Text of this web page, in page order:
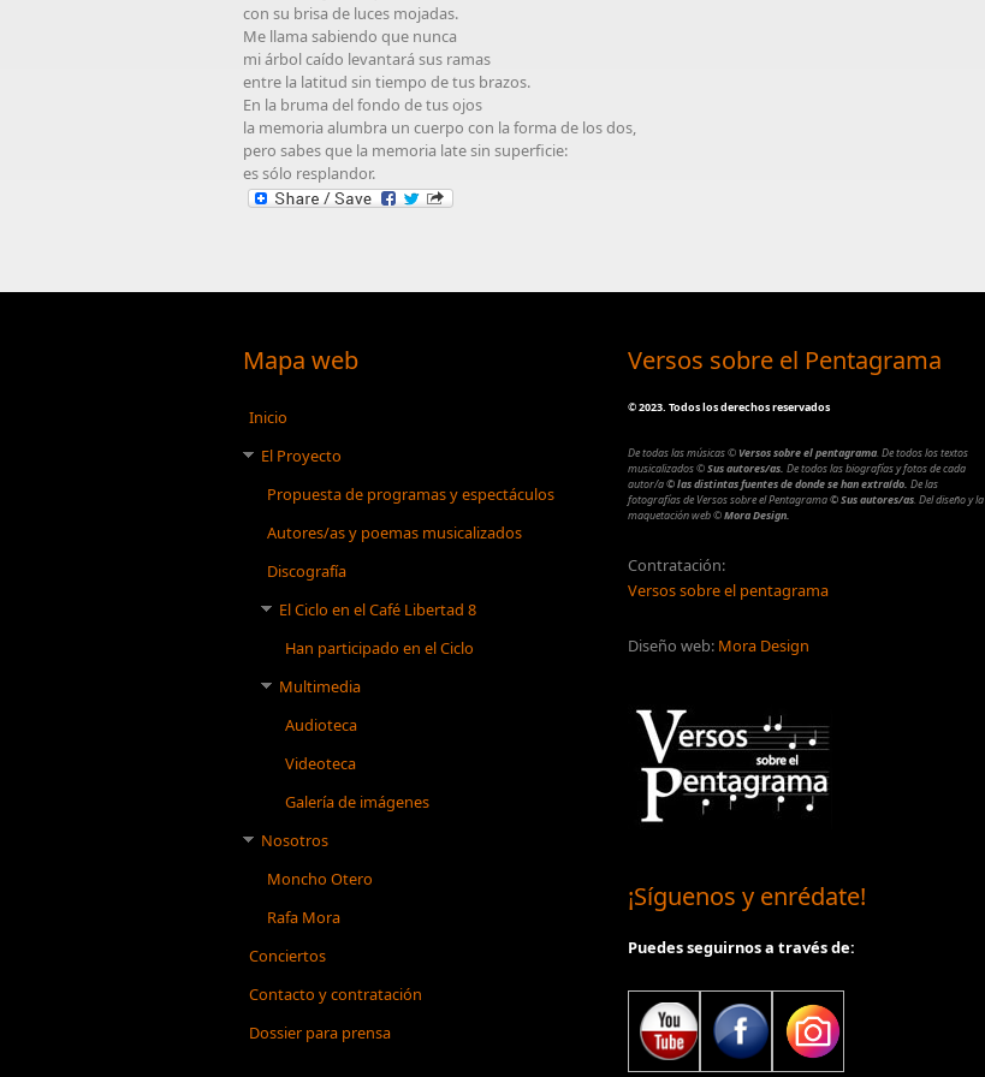
con su brisa de luces mojadas.
Me llama sabiendo que nunca
mi árbol caído levantará sus ramas
entre la latitud sin tiempo de tus brazos.
En la bruma del fondo de tus ojos
la memoria alumbra un cuerpo con la forma de los dos,
pero sabes que la memoria late sin superficie:
es sólo resplandor.
Mapa web
Inicio
El Proyecto
Propuesta de programas y espectáculos
Autores/as y poemas musicalizados
Discografía
El Ciclo en el Café Libertad 8
Han participado en el Ciclo
Multimedia
Audioteca
Videoteca
Galería de imágenes
Nosotros
Moncho Otero
Rafa Mora
Conciertos
Contacto y contratación
Dossier para prensa
Versos sobre el Pentagrama
©2023. Todos los derechos reservados
De todas las músicas© Versos sobre el pentagrama. De todos los textos
musicalizados©Sus autores/as. De todos las biografías y fotos de cada
autor/a© las distintas fuentes de donde se han extraído. De las
fotografías de Versos sobre el Pentagrama© Sus autores/as. Del diseño y la
maquetación web©Mora Design.
Contratación:
Versos sobre el pentagrama
Diseño web: Mora Design
¡Síguenos y enrédate!
Puedes seguirnos a través de: